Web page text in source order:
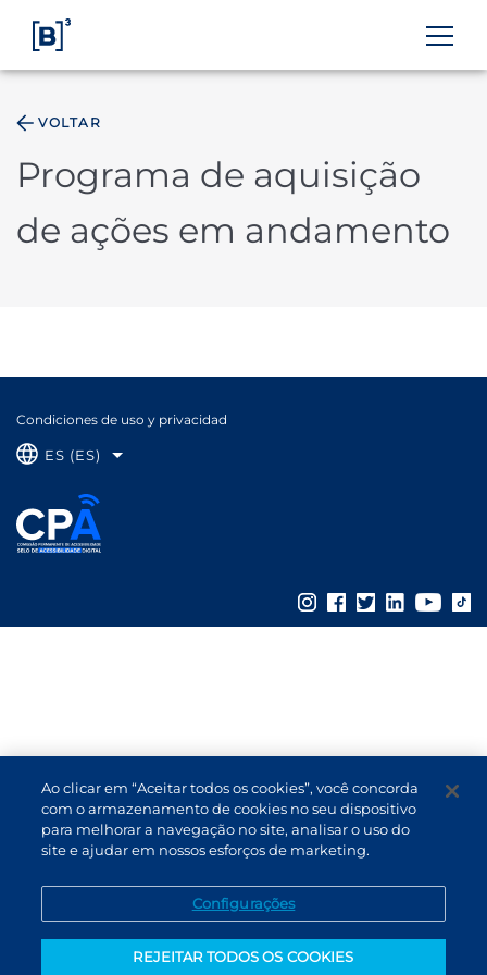
ÁREA DO INVESTIDOR
VOLTAR
Programa de aquisição
de ações em andamento
Condiciones de uso y privacidad
ES (ES)
Ao clicar em “Aceitar todos os cookies”, você concorda
com o armazenamento de cookies no seu dispositivo
para melhorar a navegação no site, analisar o uso do
site e ajudar em nossos esforços de marketing.
Configurações
REJEITAR TODOS OS COOKIES